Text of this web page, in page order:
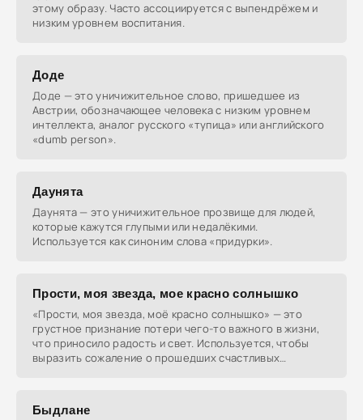
этому образу. Часто ассоциируется с выпендрёжем и
низким уровнем воспитания.
Доде
Доде — это уничижительное слово, пришедшее из
Австрии, обозначающее человека с низким уровнем
интеллекта, аналог русского «тупица» или английского
«dumb person».
Даунята
Даунята — это уничижительное прозвище для людей,
которые кажутся глупыми или недалёкими.
Используется как синоним слова «придурки».
Прости, моя звезда, мое красно солнышко
«Прости, моя звезда, моё красно солнышко» — это
грустное признание потери чего-то важного в жизни,
что приносило радость и свет. Используется, чтобы
выразить сожаление о прошедших счастливых
Быдлане